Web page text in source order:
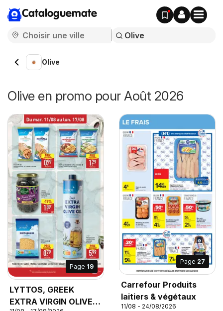
Cataloguemate
Olive
Olive en promo pour Août 2026
Page 19
LYTTOS, GREEK
EXTRA VIRGIN OLIVE
Page 27
Carrefour Produits
laitiers & végétaux
11/08 - 24/08/2026